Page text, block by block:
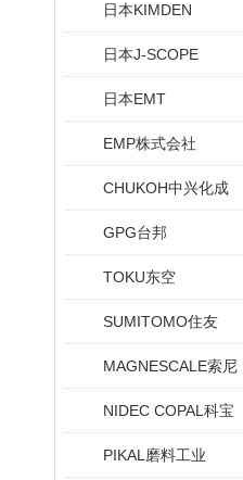
日本KIMDEN
日本J-SCOPE
日本EMT
EMP株式会社
CHUKOH中兴化成
GPG台邦
TOKU东空
SUMITOMO住友
MAGNESCALE索尼
NIDEC COPAL科宝
PIKAL磨料工业